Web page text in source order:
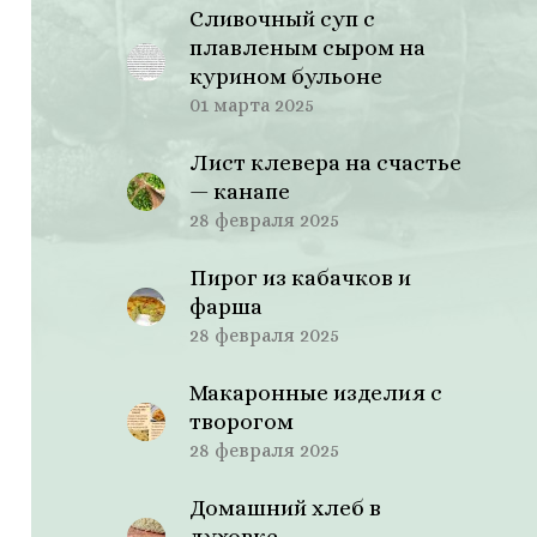
Сливочный суп с
плавленым сыром на
курином бульоне
01 марта 2025
Лист клевера на счастье
— канапе
28 февраля 2025
Пирог из кабачков и
фарша
28 февраля 2025
Макаронные изделия с
творогом
28 февраля 2025
Домашний хлеб в